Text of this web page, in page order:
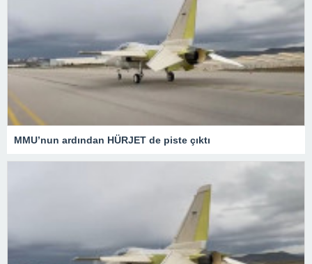
MMU’nun ardından HÜRJET de piste çıktı